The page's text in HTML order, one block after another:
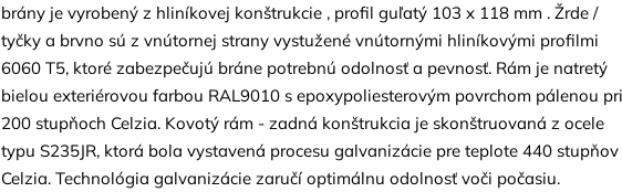
brány je vyrobený z hliníkovej konštrukcie , profil guľatý 103 x 118 mm . Žrde /
tyčky a brvno sú z vnútornej strany vystužené vnútornými hliníkovými profilmi
6060 T5, ktoré zabezpečujú bráne potrebnú odolnosť a pevnosť. Rám je natretý
bielou exteriérovou farbou RAL9010 s epoxypoliesterovým povrchom pálenou pri
200 stupňoch Celzia. Kovotý rám - zadná konštrukcia je skonštruovaná z ocele
typu S235JR, ktorá bola vystavená procesu galvanizácie pre teplote 440 stupňov
Celzia. Technológia galvanizácie zaručí optimálnu odolnosť voči počasiu.